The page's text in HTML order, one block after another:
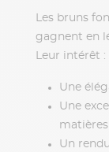
Les bruns
gagnent en
Leur intérêt :
Une
Une
Un